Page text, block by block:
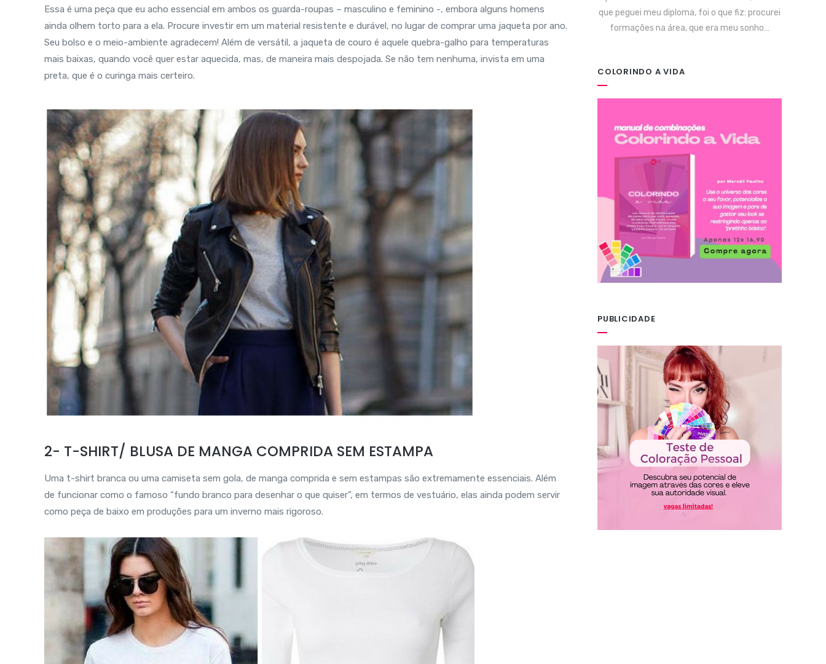
Essa é uma peça que eu acho essencial em ambos os guarda-roupas – masculino e feminino -, embora alguns homens
ainda olhem torto para a ela. Procure investir em um material resistente e durável, no lugar de comprar uma jaqueta por ano.
Seu bolso e o meio-ambiente agradecem! Além de versátil, a jaqueta de couro é aquele quebra-galho para temperaturas
mais baixas, quando você quer estar aquecida, mas, de maneira mais despojada. Se não tem nenhuma, invista em uma
preta, que é o curinga mais certeiro.
2- T-SHIRT/ BLUSA DE MANGA COMPRIDA SEM ESTAMPA
Uma t-shirt branca ou uma camiseta sem gola, de manga comprida e sem estampas são extremamente essenciais. Além
de funcionar como o famoso “fundo branco para desenhar o que quiser”, em termos de vestuário, elas ainda podem servir
como peça de baixo em produções para um inverno mais rigoroso.
que peguei meu diploma, foi o que fiz: procurei
formações na área, que era meu sonho…
COLORINDO A VIDA
PUBLICIDADE